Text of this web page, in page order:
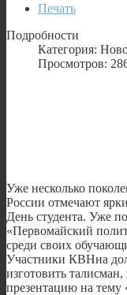
Печать
Подробности
Категория:
Просмотров:
Уже несколько
России отмечают
День студента. Уже
«Первомайский
среди своих
Участники КВНна
изготовить
презентацию на тему